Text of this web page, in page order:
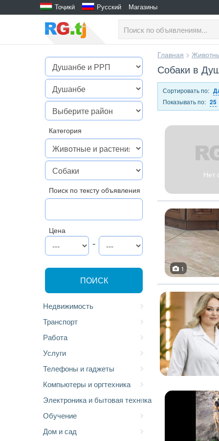
Тоҷикӣ Русский Магазины
Категория
Поиск по тексту объявления
Цена
-
ПОИСК
Недвижимость
Транспорт
Работа
Услуги
Телефоны и гаджеты
Компьютеры и оргтехника
Электроника и бытовая техника
Обучение
Дом и сад
Главная >
Собаки в
Сортировать по:
Показывать по: 25
Нет
1